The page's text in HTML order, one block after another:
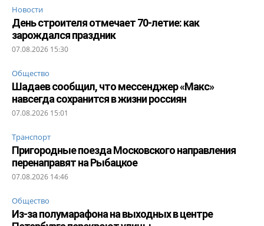
Новости
День строителя отмечает 70-летие: как
зарождался праздник
07.08.2026 15:30
Общество
Шадаев сообщил, что мессенджер «Макс»
навсегда сохранится в жизни россиян
07.08.2026 15:01
Транспорт
Пригородные поезда Московского направления
перенаправят на Рыбацкое
07.08.2026 14:46
Общество
Из-за полумарафона на выходных в центре